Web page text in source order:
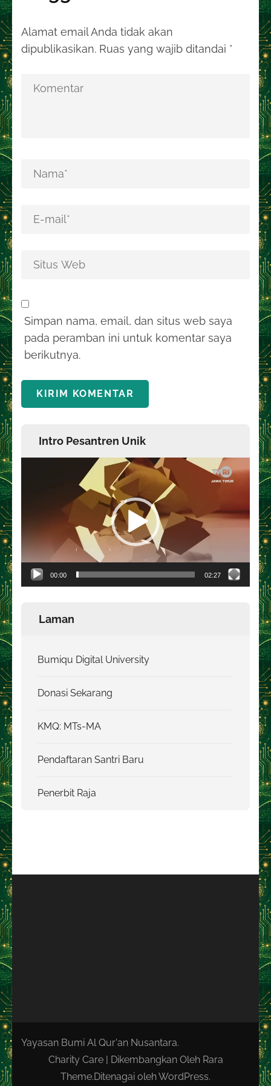
Alamat email Anda tidak akan
dipublikasikan. Ruas yang wajib ditandai *
Simpan nama, email, dan situs web saya
pada peramban ini untuk komentar saya
berikutnya.
Intro Pesantren Unik
00:00 02:27
Laman
Bumiqu Digital University
Donasi Sekarang
KMQ: MTs-MA
Pendaftaran Santri Baru
Penerbit Raja
Yayasan Bumi Al Qur'an Nusantara.
Charity Care | Dikembangkan Oleh Rara
Theme.Ditenagai olehWordPress.